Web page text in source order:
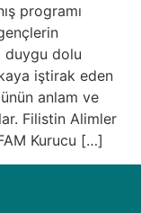
programı
duygu dolu
iştirak eden
anlam ve
Filistin Alimler
Kurucu […]